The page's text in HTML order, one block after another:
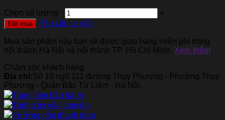
Chọn số lượng - +
Đặt mua Yêu cầu tư vấn
Mua sản phẩm này bạn sẽ được giao hàng miễn phí trong
nội thành Hà Nội và nội thành TP. Hồ Chí Minh. Xem thêm
Chăm sóc khách hàng
Địa chỉ:Số 10 ngõ 111 đường Thụy Phương - Phường Thụy
Phương - Quận Bắc Từ Liêm - Hà Nội.
Trung tâm bảo hành
Thông tin vận chuyển
Hướng dẫn thanh toán